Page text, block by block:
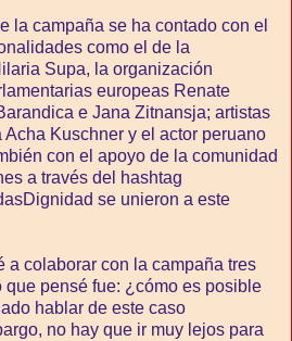
la campaña se ha contado con el
como el de la
Supa, la organización
europeas Renate
e Jana Zitnansja; artistas
Kuschner y el actor peruano
con el apoyo de la comunidad
a través del hashtag
se unieron a este
a colaborar con la campaña tres
que pensé fue: ¿cómo es posible
hablar de este caso
no hay que ir muy lejos para